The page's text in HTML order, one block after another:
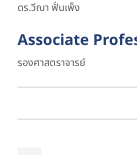
ดร.วีณา ฟั่นเพ็ง
Associate
รองศาสตราจารย์